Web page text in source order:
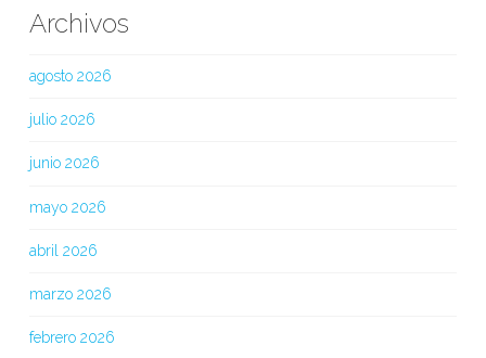
Archivos
agosto 2026
julio 2026
junio 2026
mayo 2026
abril 2026
marzo 2026
febrero 2026